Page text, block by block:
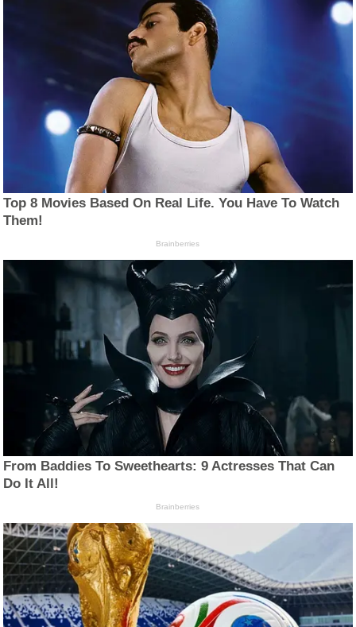
Top 8 Movies Based On Real Life. You Have To Watch
Them!
Brainberries
From Baddies To Sweethearts: 9 Actresses That Can
Do It All!
Brainberries